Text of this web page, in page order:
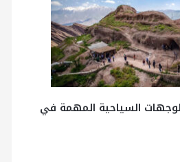
السياحية المهمة في